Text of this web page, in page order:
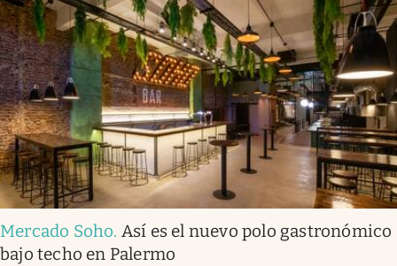
Mercado Soho. Así es el nuevo polo gastronómico
bajo techo en Palermo